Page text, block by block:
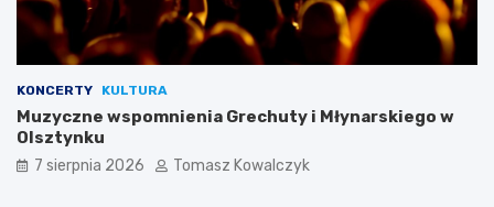
KONCERTY KULTURA
Muzyczne wspomnienia Grechuty i Młynarskiego w
Olsztynku
7 sierpnia 2026 Tomasz Kowalczyk